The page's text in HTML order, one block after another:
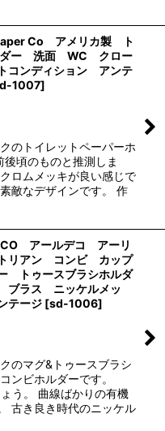
Co アメリカ製 ト
ダー 洗面 WC クロー
ンディション アンテ
1007]
のトイレットペーパーホ
頃のものと推測しま
ロムメッキが良い感じで
敵なデザインです。 作
アールデコ アーリ
リアン コンビ カップ
トゥースブラシホルダ
ラス ニッケルメッ
テージ [sd-1006]
のマグ&トゥースブラシ
ンビホルダーです。
う。 曲線ばかりの有機
古き良き時代のニッケル